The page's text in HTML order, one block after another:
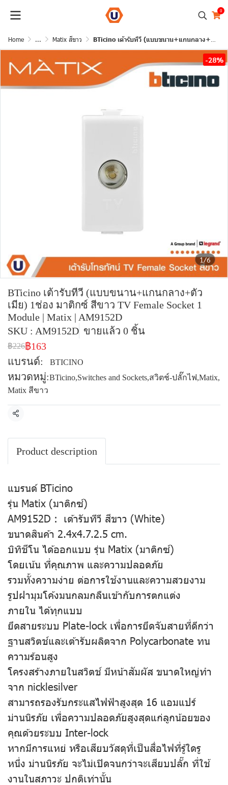
0
Home ... Matix สีขาว BTicino เต้ารับทีวี (แบบขนาน+แกนกลาง+ตัวเมีย) 1ช่อง มาติกซ์ สีขาว TV Female Socket 1 Module | Matix | AM9152D
1/6
-28%
BTicino เต้ารับทีวี (แบบขนาน+แกนกลาง+ตัว
เมีย) 1ช่อง มาติกซ์ สีขาว TV Female Socket 1
Module | Matix | AM9152D
SKU : AM9152D ขายแล้ว 0 ชิ้น
฿226฿163
แบรนด์:
BTICINO
หมวดหมู่:BTicino,Switches and Sockets,สวิตช์-ปลั๊กไฟ,Matix,
Matix สีขาว
แชร์
Product description
แบรนด์ BTicino
รุ่น Matix (มาติกซ์)
AM9152D : เต้ารับทีวี สีขาว (White)
ขนาดสินค้า 2.4x4.7.2.5 cm.
บิทิชีโน ได้ออกแบบ รุ่น Matix (มาติกซ์)
โดยเน้น ที่คุณภาพ และความปลอดภัย
รวมทั้งความง่าย ต่อการใช้งานและความสวยงาม
รูปฝามุมโค้งมนกลมกลืนเข้ากับการตกแต่ง
ภายใน ได้ทุกแบบ
ยึดสายระบบ Plate-lock เพื่อการยึดจับสายที่ดีกว่า
ฐานสวิตช์และเต้ารับผลิตจาก Polycarbonate ทน
ความร้อนสูง
โครงสร้างภายในสวิตช์ มีหน้าสัมผัส ขนาดใหญ่ทำ
จาก nicklesilver
สามารถรองรับกระแสไฟฟ้าสูงสุด 16 แอมแปร์
ม่านนิรภัย เพื่อความปลอดภัยสูงสุดแก่ลูกน้อยของ
คุณด้วยระบบ Inter-lock
หากมีการแหย่ หรือเสียบวัสดุที่เป็นสื่อไฟที่รู้ใดรู
หนึ่ง ม่านนิรภัย จะไม่เปิดจนกว่าจะเสียบปลั๊ก ที่ใช้
งานในสภาวะ ปกติเท่านั้น